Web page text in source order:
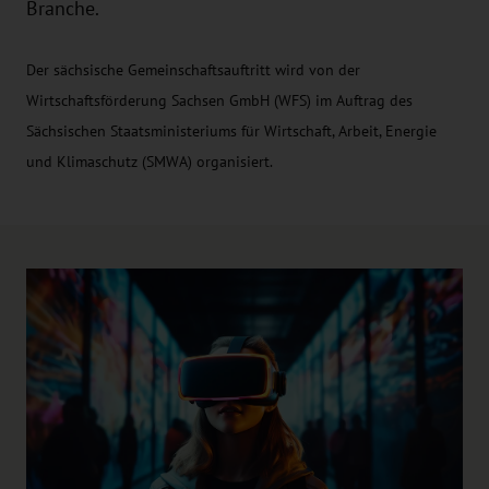
Branche.
Der sächsische Gemeinschaftsauftritt wird von der
Wirtschaftsförderung Sachsen GmbH (WFS) im Auftrag des
Sächsischen Staatsministeriums für Wirtschaft, Arbeit, Energie
und Klimaschutz (SMWA) organisiert.